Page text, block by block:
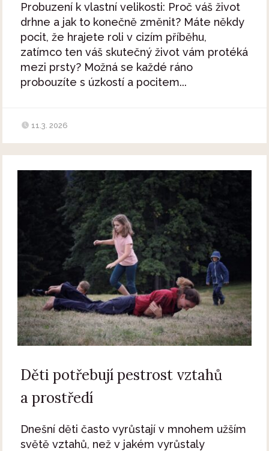
Probuzení k vlastní velikosti: Proč váš život
drhne a jak to konečně změnit? Máte někdy
pocit, že hrajete roli v cizím příběhu,
zatímco ten váš skutečný život vám protéká
mezi prsty? Možná se každé ráno
probouzíte s úzkostí a pocitem...
11.3. 2026
Děti potřebují pestrost vztahů
a prostředí
Dnešní děti často vyrůstají v mnohem užším
světě vztahů, než v jakém vyrůstaly